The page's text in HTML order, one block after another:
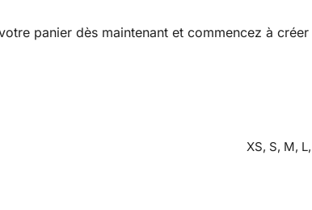
panier dès maintenant et commencez à
XS, S, M,